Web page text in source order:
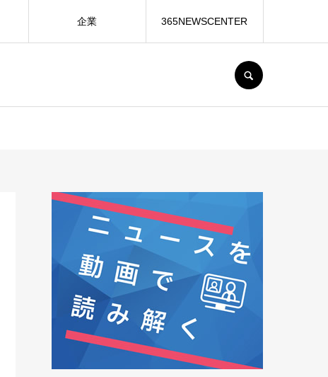
企業 365NEWSCENTER